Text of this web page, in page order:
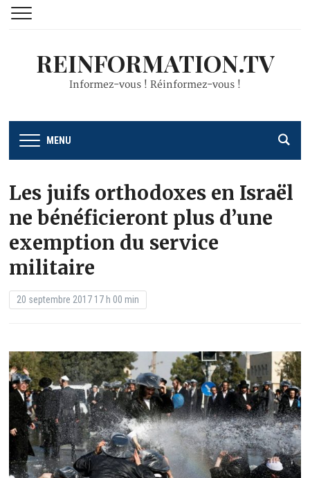
REINFORMATION.TV
Informez-vous ! Réinformez-vous !
MENU
Les juifs orthodoxes en Israël
ne bénéficieront plus d’une
exemption du service
militaire
20 septembre 2017 17 h 00 min